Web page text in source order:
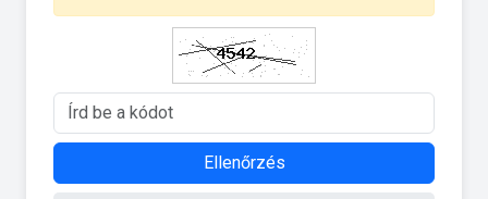
Ellenőrzés